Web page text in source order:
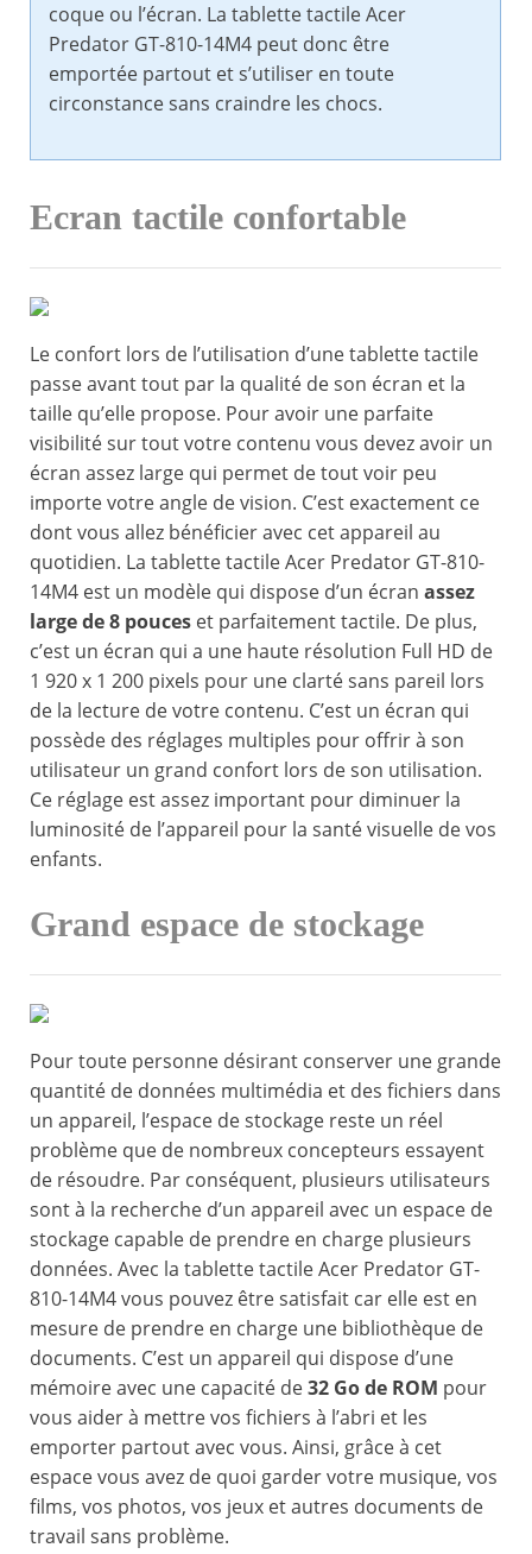
coque ou l’écran. La tablette tactile Acer
Predator GT-810-14M4 peut donc être
emportée partout et s’utiliser en toute
circonstance sans craindre les chocs.
Ecran tactile confortable
Le confort lors de l’utilisation d’une tablette tactile
passe avant tout par la qualité de son écran et la
taille qu’elle propose. Pour avoir une parfaite
visibilité sur tout votre contenu vous devez avoir un
écran assez large qui permet de tout voir peu
importe votre angle de vision. C’est exactement ce
dont vous allez bénéficier avec cet appareil au
quotidien. La tablette tactile Acer Predator GT-810-
14M4 est un modèle qui dispose d’un écran assez
large de 8 pouces et parfaitement tactile. De plus,
c’est un écran qui a une haute résolution Full HD de
1 920 x 1 200 pixels pour une clarté sans pareil lors
de la lecture de votre contenu. C’est un écran qui
possède des réglages multiples pour offrir à son
utilisateur un grand confort lors de son utilisation.
Ce réglage est assez important pour diminuer la
luminosité de l’appareil pour la santé visuelle de vos
enfants.
Grand espace de stockage
Pour toute personne désirant conserver une grande
quantité de données multimédia et des fichiers dans
un appareil, l’espace de stockage reste un réel
problème que de nombreux concepteurs essayent
de résoudre. Par conséquent, plusieurs utilisateurs
sont à la recherche d’un appareil avec un espace de
stockage capable de prendre en charge plusieurs
données. Avec la tablette tactile Acer Predator GT-
810-14M4 vous pouvez être satisfait car elle est en
mesure de prendre en charge une bibliothèque de
documents. C’est un appareil qui dispose d’une
mémoire avec une capacité de32 Go de ROM pour
vous aider à mettre vos fichiers à l’abri et les
emporter partout avec vous. Ainsi, grâce à cet
espace vous avez de quoi garder votre musique, vos
films, vos photos, vos jeux et autres documents de
travail sans problème.